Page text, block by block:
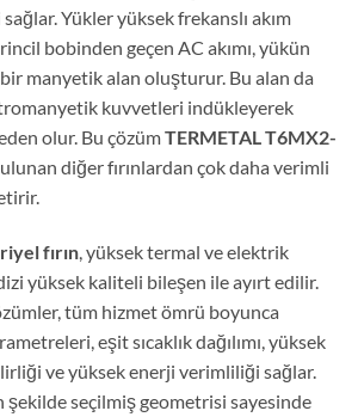
Yükler yüksek frekanslı akım
bobinden geçen AC akımı, yükün
manyetik alan oluşturur. Bu alan da
kuvvetleri indükleyerek
olur. Bu çözümTERMETAL T6MX2-
diğer fırınlardan çok daha verimli
fırın , yüksek termal ve elektrik
yüksek kaliteli bileşen ile ayırt edilir.
tüm hizmet ömrü boyunca
eşit sıcaklık dağılımı, yüksek
ve yüksek enerji verimliliği sağlar.
seçilmiş geometrisi sayesinde